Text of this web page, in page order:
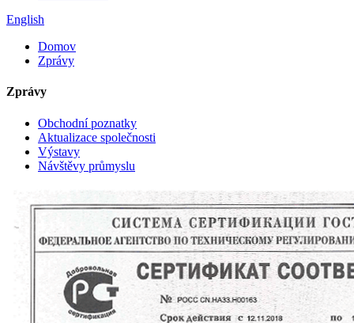
English
Domov
Zprávy
Zprávy
Obchodní poznatky
Aktualizace společnosti
Výstavy
Návštěvy průmyslu